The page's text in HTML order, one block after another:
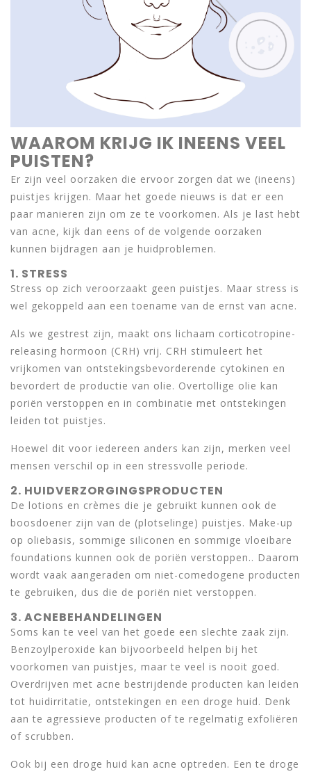
WAAROM KRIJG IK INEENS VEEL
PUISTEN?
Er zijn veel oorzaken die ervoor zorgen dat we (ineens)
puistjes krijgen. Maar het goede nieuws is dat er een
paar manieren zijn om ze te voorkomen. Als je last hebt
van acne, kijk dan eens of de volgende oorzaken
kunnen bijdragen aan je huidproblemen.
1. STRESS
Stress op zich veroorzaakt geen puistjes. Maar stress is
wel gekoppeld aan een toename van de ernst van acne.
Als we gestrest zijn, maakt ons lichaam corticotropine-
releasing hormoon (CRH) vrij. CRH stimuleert het
vrijkomen van ontstekingsbevorderende cytokinen en
bevordert de productie van olie. Overtollige olie kan
poriën verstoppen en in combinatie met ontstekingen
leiden tot puistjes.
Hoewel dit voor iedereen anders kan zijn, merken veel
mensen verschil op in een stressvolle periode.
2. HUIDVERZORGINGSPRODUCTEN
De lotions en crèmes die je gebruikt kunnen ook de
boosdoener zijn van de (plotselinge) puistjes. Make-up
op oliebasis, sommige siliconen en sommige vloeibare
foundations kunnen ook de poriën verstoppen.. Daarom
wordt vaak aangeraden om niet-comedogene producten
te gebruiken, dus die de poriën niet verstoppen.
3. ACNEBEHANDELINGEN
Soms kan te veel van het goede een slechte zaak zijn.
Benzoylperoxide kan bijvoorbeeld helpen bij het
voorkomen van puistjes, maar te veel is nooit goed.
Overdrijven met acne bestrijdende producten kan leiden
tot huidirritatie, ontstekingen en een droge huid. Denk
aan te agressieve producten of te regelmatig exfoliëren
of scrubben.
Ook bij een droge huid kan acne optreden. Een te droge